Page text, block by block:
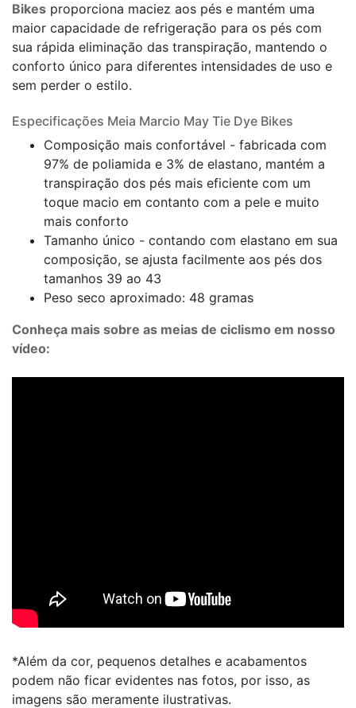
Bikes proporciona maciez aos pés e mantém uma
maior capacidade de refrigeração para os pés com
sua rápida eliminação das transpiração, mantendo o
conforto único para diferentes intensidades de uso e
sem perder o estilo.
Especificações Meia Marcio May Tie Dye Bikes
Composição mais confortável - fabricada com
97% de poliamida e 3% de elastano, mantém a
transpiração dos pés mais eficiente com um
toque macio em contanto com a pele e muito
mais conforto
Tamanho único - contando com elastano em sua
composição, se ajusta facilmente aos pés dos
tamanhos 39 ao 43
Peso seco aproximado: 48 gramas
Conheça mais sobre as meias de ciclismo em nosso
vídeo:
*Além da cor, pequenos detalhes e acabamentos
podem não ficar evidentes nas fotos, por isso, as
imagens são meramente ilustrativas.